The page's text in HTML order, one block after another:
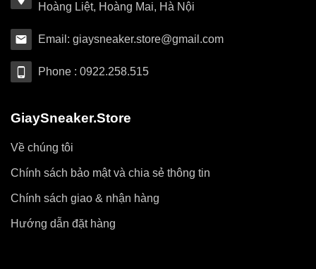
Hoàng Liệt, Hoàng Mai, Hà Nội
Email: giaysneaker.store@gmail.com
Phone : 0922.258.515
GiaySneaker.Store
Về chúng tôi
Chính sách bảo mật và chia sẻ thông tin
Chính sách giao & nhận hàng
Hướng dẫn đặt hàng